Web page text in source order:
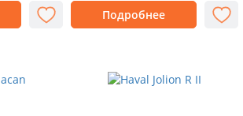
Подробнее